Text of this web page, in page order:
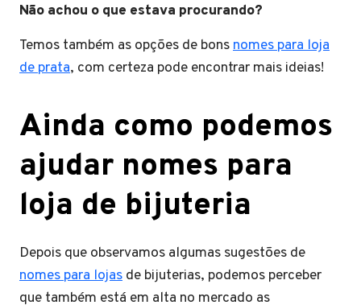
Não achou o que estava procurando?
Temos também as opções de bonsnomes para loja
de prata, com certeza pode encontrar mais ideias!
Ainda como podemos
ajudar nomes para
loja de bijuteria
Depois que observamos algumas sugestões de
nomes para lojas de bijuterias, podemos perceber
que também está em alta no mercado as